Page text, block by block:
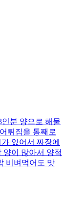
분 양으로 해물
튀짐을 통째로
있어서 짜장에
양이 많아서 양적
비벼먹어도 맛